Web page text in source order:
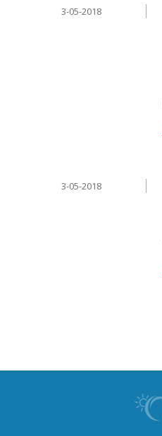
3-05-2018
3-05-2018